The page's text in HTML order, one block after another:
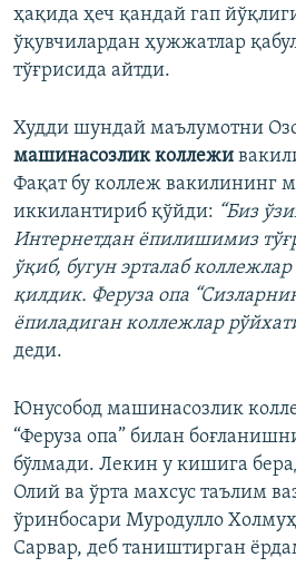
ҳақида ҳеч қандай гап
ўқувчилардан ҳужжатлар
тўғрисида айтди.
Худди шундай маълумотни
машинасозлик коллежи
Фақат бу коллеж вакилининг
иккилантириб қўйди: “Биз
Интернетдан ёпилишимиз
ўқиб, бугун эрталаб
қилдик. Феруза опа
ёпиладиган коллежлар
деди.
Юнусобод машинасозлик
“Феруза опа” билан
бўлмади. Лекин у кишига
Олий ва ўрта махсус таълим
ўринбосари Муродулло
Сарвар, деб таништирган